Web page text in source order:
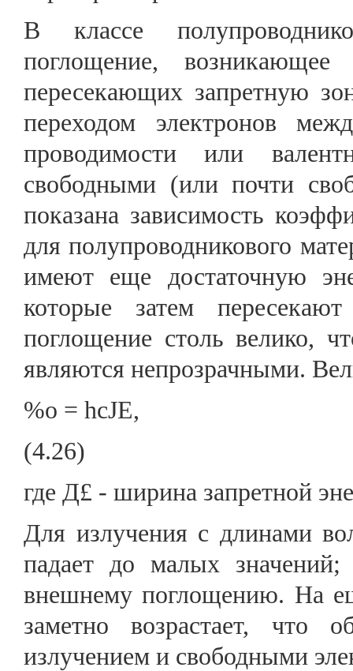
В классе
поглощение, возникающее
пересекающих запретную
переходом электронов
проводимости или
свободными (или почти
показана зависимость
для полупроводникового
имеют еще достаточную
которые затем
поглощение столь велико,
являются непрозрачными.
%о = hcJE,
(4.26)
где Д£ - ширина запретной
Для излучения с длинами
падает до малых значений;
внешнему поглощению. На
заметно возрастает, что
излучением и свободными